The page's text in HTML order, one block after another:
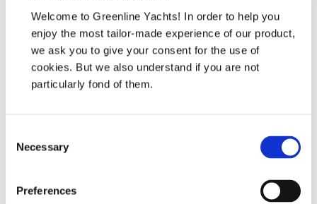
Welcome to Greenline Yachts! In order to help you
enjoy the most tailor-made experience of our product,
we ask you to give your consent for the use of
cookies. But we also understand if you are not
particularly fond of them.
Selection
Necessary
Preferences
HR
Contact